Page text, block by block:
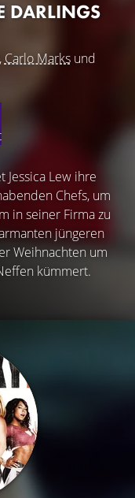
DARLINGS
Carlo Marksund
Jessica Lew ihre
Chefs, um
in seiner Firma zu
jüngeren
Weihnachten um
kümmert.